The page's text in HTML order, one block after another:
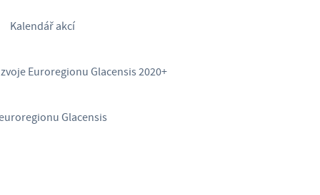
Kalendář akcí
Euroregionu Glacensis 2020+
Glacensis